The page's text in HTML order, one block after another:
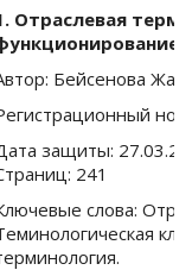
Отраслевая
Бейсенова
защиты:
241
слова: